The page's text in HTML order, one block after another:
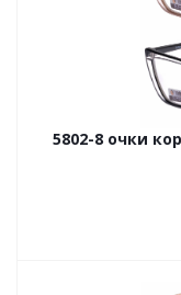
5802-8 очки